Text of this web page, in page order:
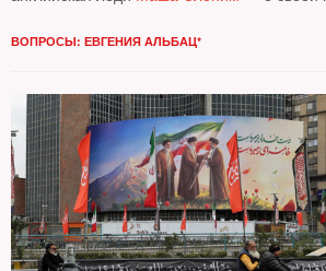
ВОПРОСЫ: ЕВГЕНИЯ АЛЬБАЦ*